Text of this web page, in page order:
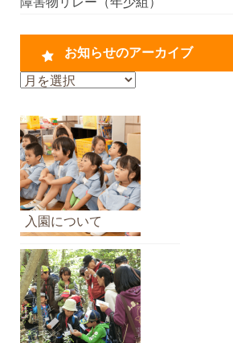
お知らせのアーカイブ
お
ら
せ
の
ア
ー
カ
イ
ブ
入園について